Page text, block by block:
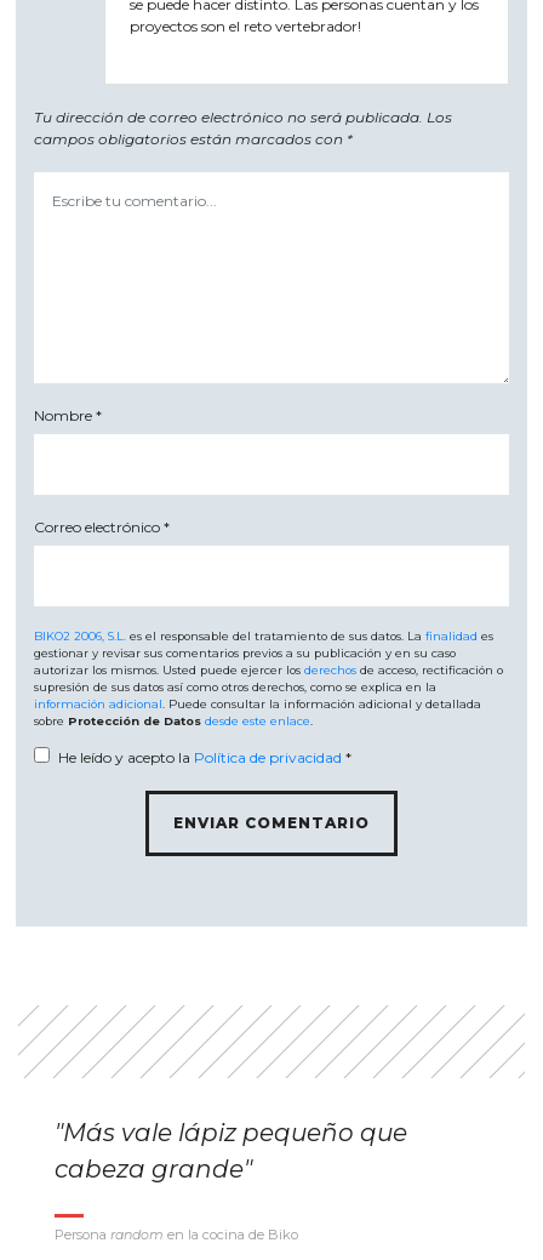
se puede hacer distinto. Las personas cuentan y los
proyectos son el reto vertebrador!
Tu dirección de correo electrónico no será publicada. Los
campos obligatorios están marcados con *
Nombre*
Correo electrónico*
BIKO2 2006, S.L. es el responsable del tratamiento de sus datos. Lafinalidad es
gestionar y revisar sus comentarios previos a su publicación y en su caso
autorizar los mismos. Usted puede ejercer losderechos de acceso, rectificación o
supresión de sus datos así como otros derechos, como se explica en la
información adicional
. Puede consultar la información adicional y detallada
sobre Protección de Datos desde este enlace
He leído y acepto la Política de privacidad *
"Más vale lápiz pequeño que
cabeza grande"
Persona random en la cocina de Biko